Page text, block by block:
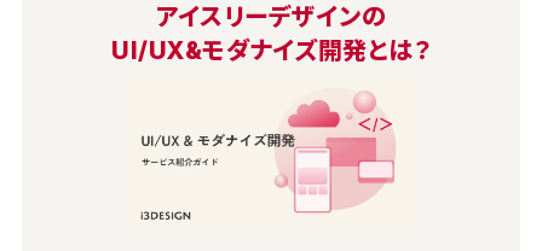
アイスリーデザインの
UI/UX&モダナイズ開発とは？